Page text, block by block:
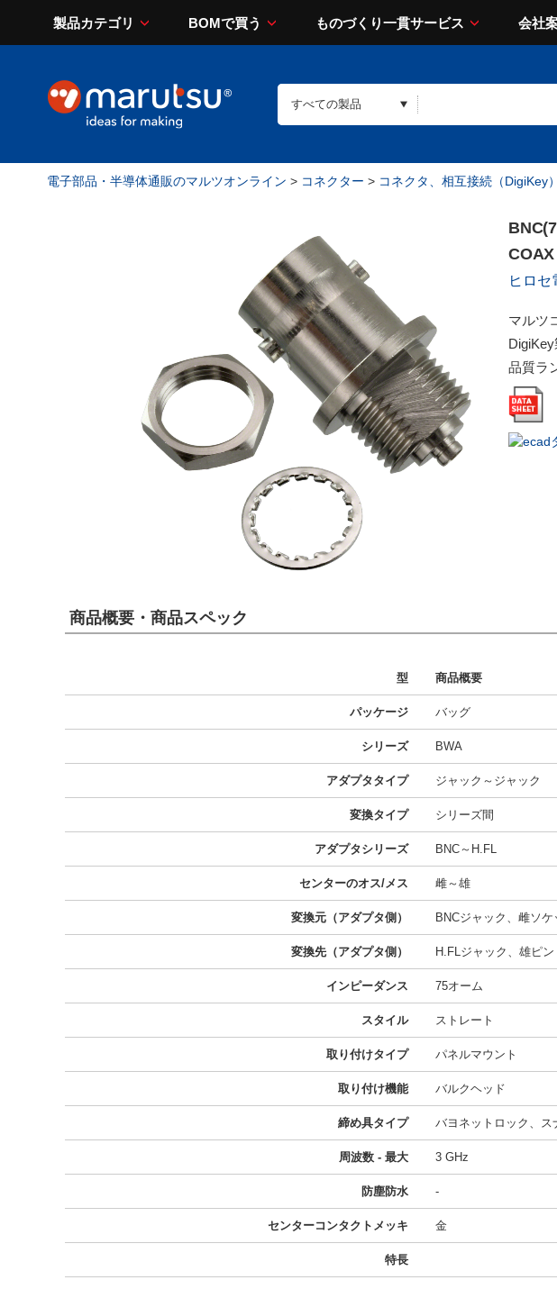
製品カテゴリ BOMで買う ものづくり一貫サービス 会社
電子部品・半導体通販のマルツオンライン > コネクター > コネクタ、相互接続（DigiKey）
ヒロセ
マルツ
DigiKey
品質ラ
商品概要・商品スペック
型 商品概要
パッケージ バッグ
シリーズ BWA
アダプタタイプ ジャック～ジャック
変換タイプ シリーズ間
アダプタシリーズ BNC～H.FL
センターのオス/メス 雌～雄
変換元（アダプタ側） BNCジャック、雌ソケ
変換先（アダプタ側） H.FLジャック、雄ピン
インピーダンス 75オーム
スタイル ストレート
取り付けタイプ パネルマウント
取り付け機能 バルクヘッド
締め具タイプ バヨネットロック、ス
周波数 - 最大 3 GHz
防塵防水 -
センターコンタクトメッキ 金
特長